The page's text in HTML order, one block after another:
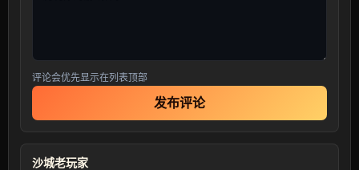
评论会优先显示在列表顶部
发布评论
沙城老玩家